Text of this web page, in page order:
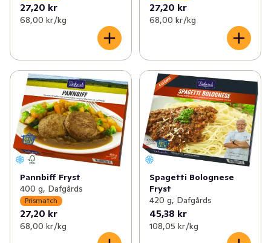
27,20 kr
68,00 kr /kg
27,20 kr
68,00 kr /kg
Pannbiff Fryst
400 g, Dafgårds
Prismatch
27,20 kr
68,00 kr /kg
Spagetti Bolognese
Fryst
420 g, Dafgårds
45,38 kr
108,05 kr /kg